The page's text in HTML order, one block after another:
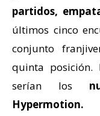
partidos,
últimos cinco
conjunto
quinta posición.
serían los
Hypermotion.